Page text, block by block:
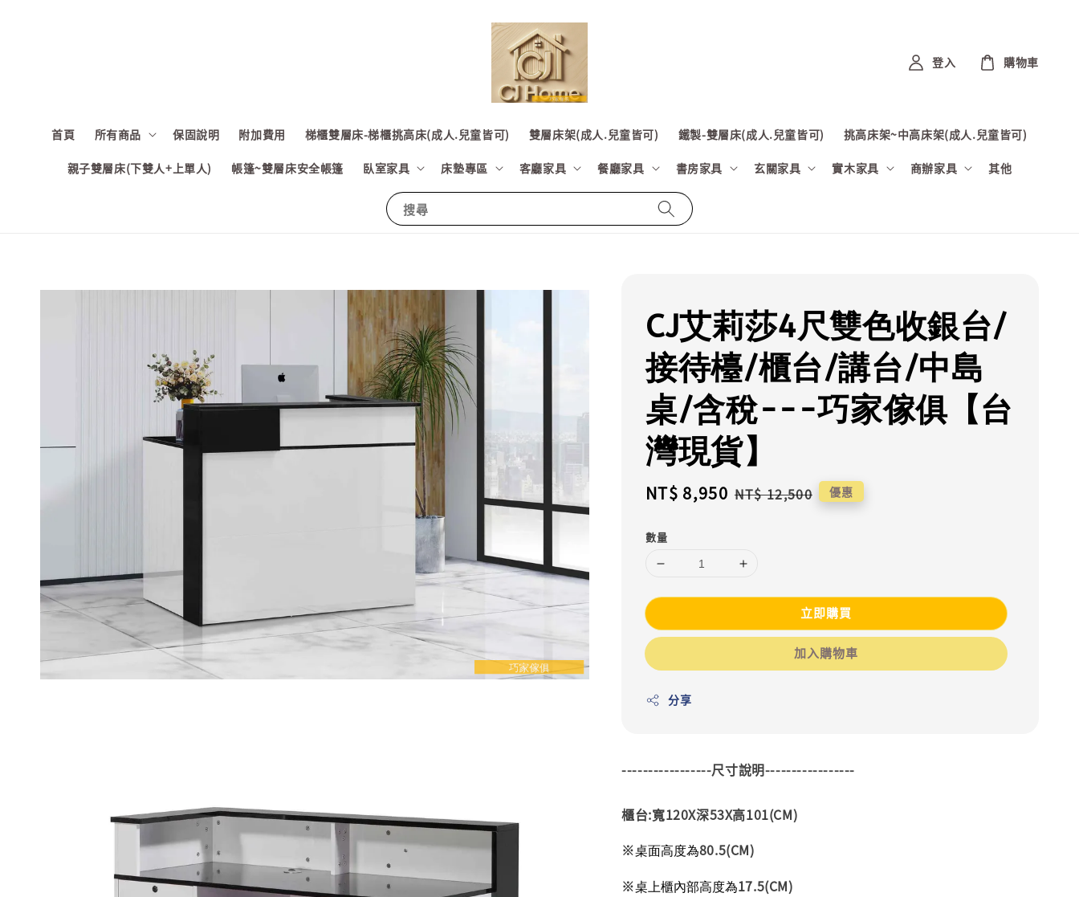
搜尋
首頁 所有商品 保固說明 附加費用 梯櫃雙層床-梯櫃挑高床(成人.兒童皆可) 雙層床架(成人.兒童皆可) 鐵製-雙層床(成人.兒童皆可) 挑高床架~中高床架(成人.兒童皆可)
親子雙層床(下雙人+上單人) 帳篷~雙層床安全帳篷 臥室家具 床墊專區 客廳家具 餐廳家具 書房家具 玄關家具 實木家具 商辦家具 其他
登入 購物車
CJ艾莉莎4尺雙色收銀台/
接待檯/櫃台/講台/中島
桌/含稅---巧家傢俱【台
灣現貨】
Sale
NT$ 8,950 Regular
NT$ 12,500 優惠
數量
立即購買
加入購物車
分享
-----------------尺寸說明-----------------
櫃台:寬120X深53X高101(CM)
※桌面高度為80.5(CM)
※桌上櫃內部高度為17.5(CM)